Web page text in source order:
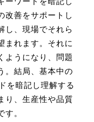
改善をサポートし
し、現場でそれら
まれます。それに
ようになり、問題
。結局、基本中の
を暗記し理解する
り、生産性や品質
す。